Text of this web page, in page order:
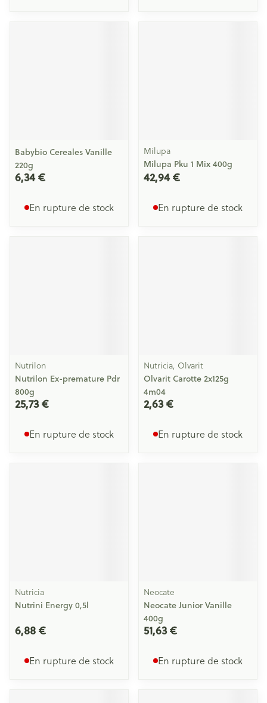
Babybio Cereales Vanille
220g
6,34 €
En rupture de stock
Milupa
Milupa Pku 1 Mix 400g
42,94 €
En rupture de stock
Nutrilon
Nutrilon Ex-premature Pdr
800g
25,73 €
En rupture de stock
Nutricia, Olvarit
Olvarit Carotte 2x125g
4m04
2,63 €
En rupture de stock
Nutricia
Nutrini Energy 0,5l
6,88 €
En rupture de stock
Neocate
Neocate Junior Vanille
400g
51,63 €
En rupture de stock